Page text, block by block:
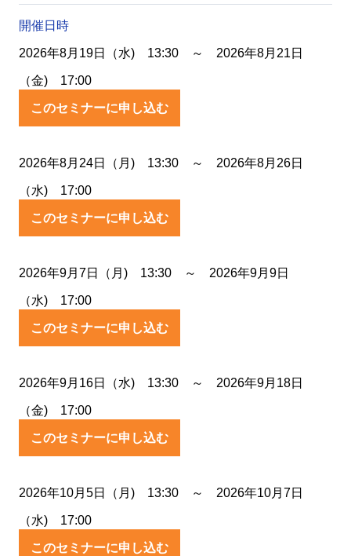
開催日時
2026年8月19日（水) 13:30 ～ 2026年8月21日
（金) 17:00
このセミナーに申し込む
2026年8月24日（月) 13:30 ～ 2026年8月26日
（水) 17:00
このセミナーに申し込む
2026年9月7日（月) 13:30 ～ 2026年9月9日
（水) 17:00
このセミナーに申し込む
2026年9月16日（水) 13:30 ～ 2026年9月18日
（金) 17:00
このセミナーに申し込む
2026年10月5日（月) 13:30 ～ 2026年10月7日
（水) 17:00
このセミナーに申し込む